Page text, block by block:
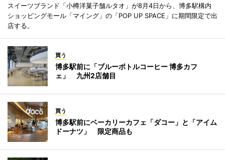
スイーツブランド「小樽洋菓子舗ルタオ」が8月4日から、博多駅構内
ショッピングモール「マイング」の「POP UP SPACE」に期間限定で出
店する。
買う
博多駅前に「ブルーボトルコーヒー 博多カフ
ェ」 九州2店舗目
買う
博多駅前にベーカリーカフェ「ダコー」と「アイム
ドーナツ」 限定商品も